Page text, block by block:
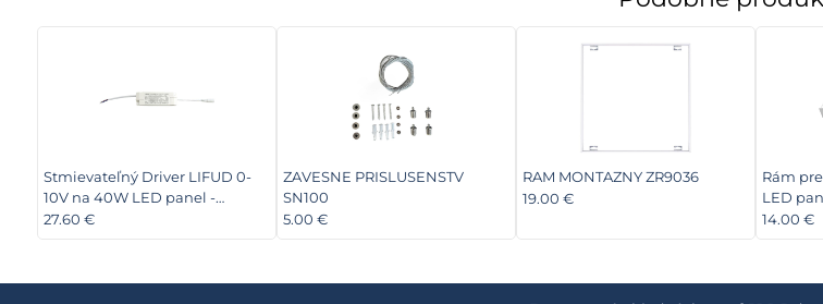
Stmievateľný Driver LIFUD 0-
10V na 40W LED panel -
D01040W
27.60 €
ZAVESNE PRISLUSENSTV
SN100
5.00 €
RAM MONTAZNY ZR9036
19.00 €
Rám
LED
) - MS621
14.00 €